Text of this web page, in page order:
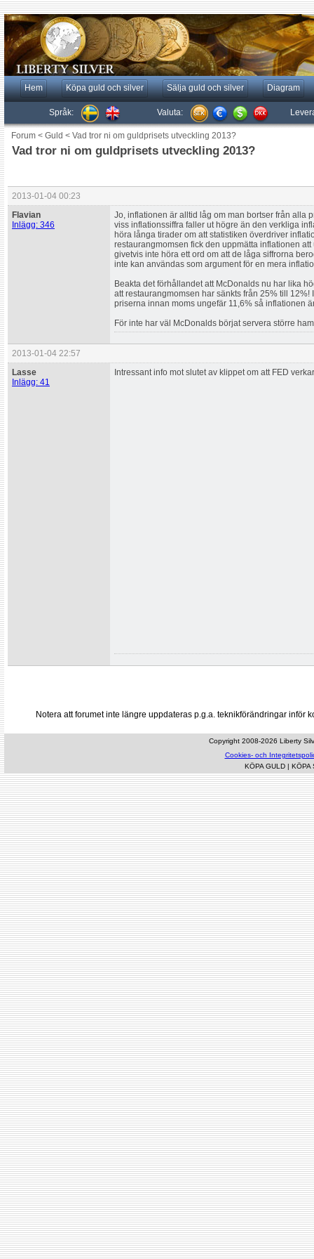
Hem Köpa guld och silver Sälja guld och silver Diagram
Språk: Valuta:
Forum < Guld < Vad tror ni om guldprisets utveckling 2013?
Vad tror ni om guldprisets utveckling 2013?
2013-01-04 00:23
Flavian
Inlägg: 346
Jo, inflationen är alltid låg om man bortser från alla
viss inflationssiffra faller ut högre än den verkliga
höra långa tirader om att statistiken överdriver
restaurangmomsen fick den uppmätta inflationen
givetvis inte höra ett ord om att de låga siffrorna
inte kan användas som argument för en mera
Beakta det förhållandet att McDonalds nu har lika
att restaurangmomsen har sänkts från 25% till
priserna innan moms ungefär 11,6% så inflationen
För inte har väl McDonalds börjat servera större
2013-01-04 22:57
Lasse
Inlägg: 41
Intressant info mot slutet av klippet om att FED
Notera att forumet inte längre uppdateras p.g.a. teknikförändringar inför
Copyright 2008-2026 Liberty
Cookies- och
KÖPA GULD| KÖPA